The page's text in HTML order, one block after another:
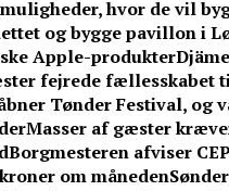
hvor de vil
og bygge pavillon i
Apple-produkter
fejrede fællesskabet
Tønder Festival,
Masser af gæster
Borgmesteren afviser
om måneden